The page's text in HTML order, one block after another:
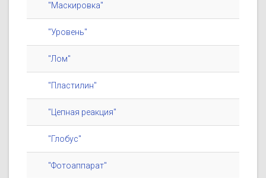
"Маскировка"
"Уровень"
"Лом"
"Пластилин"
"Цепная реакция"
"Глобус"
"Фотоаппарат"